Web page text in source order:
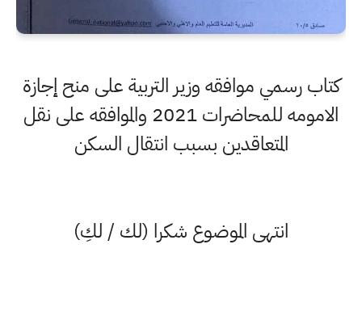
كتاب رسمي موافقه وزير التربية على منح إجازة
الامومه للمحاضرات 2021 والموافقه على نقل
المتعاقدين بسبب انتقال السكن
انتهى الموضوع شكرا (لك / لكِ)